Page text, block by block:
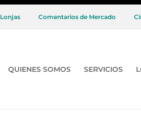
Lonjas Comentarios de Mercado
QUIENES SOMOS SERVICIOS